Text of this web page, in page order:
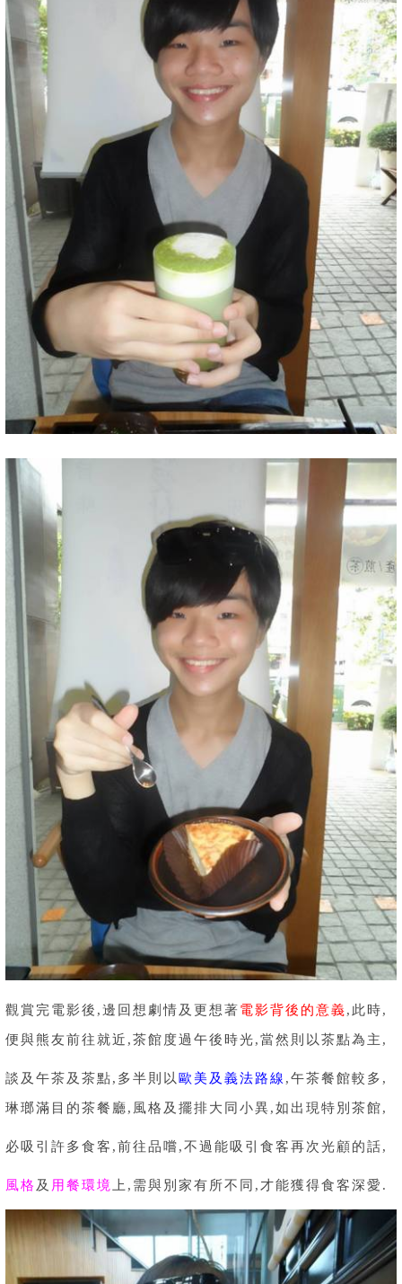
觀賞完電影後,邊回想劇情及更想著電影背後的意義,此時,
便與熊友前往就近,茶館度過午後時光,當然則以茶點為主,
談及午茶及茶點,多半則以 歐美及義法路線 ,午茶餐館較多,
琳瑯滿目的茶餐廳,風格及擺排大同小異,如出現特別茶館,
必吸引許多食客,前往品嚐,不過能吸引食客再次光顧的話,
風格 及 用餐環境 上,需與別家有所不同,才能獲得食客深愛.